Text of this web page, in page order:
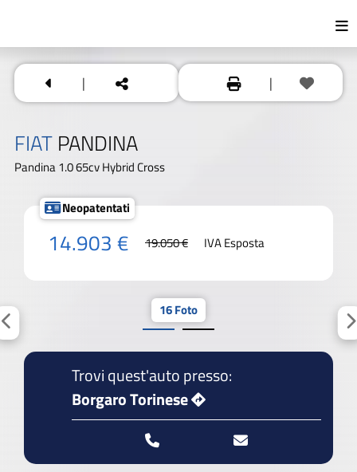
| |
FIAT PANDINA
Pandina 1.0 65cv Hybrid Cross
Neopatentati
14.903 € 19.050 € IVA Esposta
16 Foto
Trovi quest'auto presso:
Borgaro Torinese